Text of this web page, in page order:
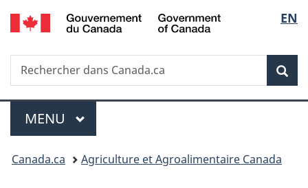
Passer
au
principal
Passer
à
Au
du
Passer
à
version
simplifiée
de
la
EN
Recherche
Rechercher
dans
Menu
MENU PRINCIPAL
Vous
Canada.ca Agriculture et Agroalimentaire Canada